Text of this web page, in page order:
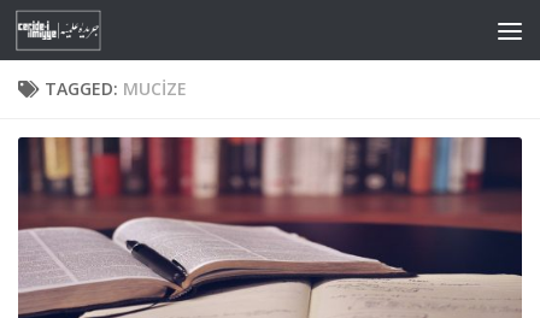
Skip to content
TAGGED: MUCIZE